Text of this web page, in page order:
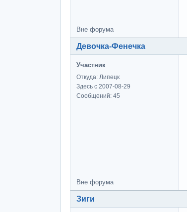
Вне форума
Девочка-Фенечка
Участник
Откуда: Липецк
Здесь с 2007-08-29
Сообщений: 45
Вне форума
Зиги